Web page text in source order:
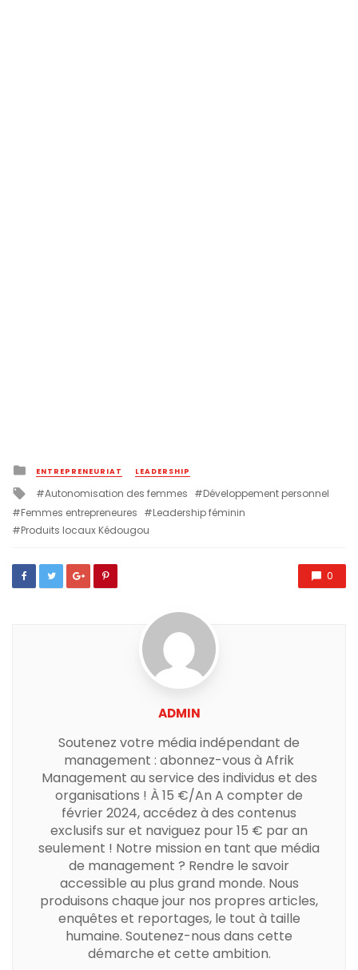
Posted
in
ENTREPRENEURIAT LEADERSHIP
Tagged
Autonomisation des femmes
Développement personnel
Femmes entrepreneures
Leadership féminin
Produits locaux Kédougou
0
ADMIN
Soutenez votre média indépendant de
management : abonnez-vous à Afrik
Management au service des individus et des
organisations ! À 15 €/An A compter de
février 2024, accédez à des contenus
exclusifs sur et naviguez pour 15 € par an
seulement ! Notre mission en tant que média
de management ? Rendre le savoir
accessible au plus grand monde. Nous
produisons chaque jour nos propres articles,
enquêtes et reportages, le tout à taille
humaine. Soutenez-nous dans cette
démarche et cette ambition.